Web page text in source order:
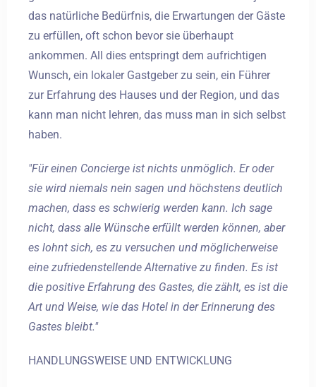
das natürliche Bedürfnis, die Erwartungen der Gäste
zu erfüllen, oft schon bevor sie überhaupt
ankommen. All dies entspringt dem aufrichtigen
Wunsch, ein lokaler Gastgeber zu sein, ein Führer
zur Erfahrung des Hauses und der Region, und das
kann man nicht lehren, das muss man in sich selbst
haben.
"Für einen Concierge ist nichts unmöglich. Er oder
sie wird niemals nein sagen und höchstens deutlich
machen, dass es schwierig werden kann. Ich sage
nicht, dass alle Wünsche erfüllt werden können, aber
es lohnt sich, es zu versuchen und möglicherweise
eine zufriedenstellende Alternative zu finden. Es ist
die positive Erfahrung des Gastes, die zählt, es ist die
Art und Weise, wie das Hotel in der Erinnerung des
Gastes bleibt."
HANDLUNGSWEISE UND ENTWICKLUNG
Abreise